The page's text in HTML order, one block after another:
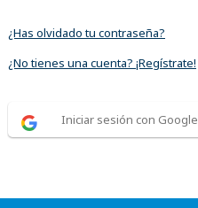
¿Has olvidado tu contraseña?
¿No tienes una cuenta? ¡Regístrate!
Iniciar sesión con Google